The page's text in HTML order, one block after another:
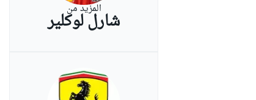
المزيد من
شارل لوكلير